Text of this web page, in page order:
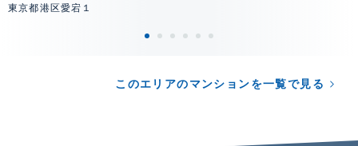
東京都港区愛宕１
このエリアのマンションを一覧で見る